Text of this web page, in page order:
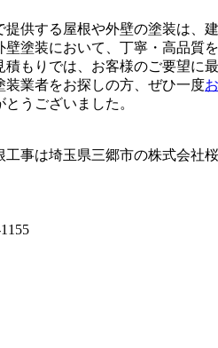
供する屋根や外壁の塗装は、
塗装において、丁寧・高品質
もりでは、お客様のご要望に
業者をお探しの方、ぜひ一度
うございました。
事は埼玉県三郷市の株式会社